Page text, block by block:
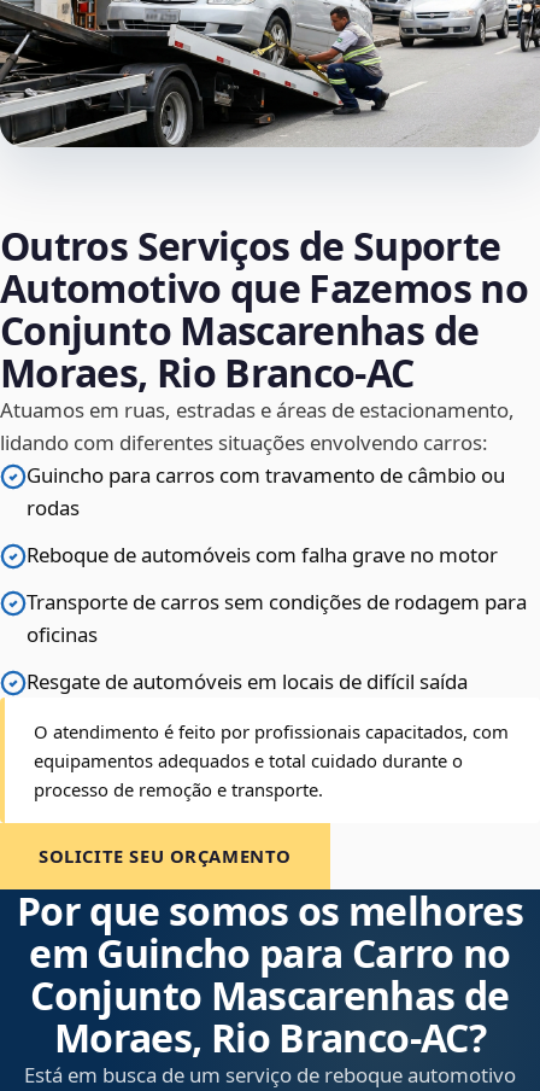
Outros Serviços de Suporte
Automotivo que Fazemos no
Conjunto Mascarenhas de
Moraes, Rio Branco‑AC
Atuamos em ruas, estradas e áreas de estacionamento,
lidando com diferentes situações envolvendo carros:
Guincho para carros com travamento de câmbio ou
rodas
Reboque de automóveis com falha grave no motor
Transporte de carros sem condições de rodagem para
oficinas
Resgate de automóveis em locais de difícil saída
O atendimento é feito por profissionais capacitados, com
equipamentos adequados e total cuidado durante o
processo de remoção e transporte.
SOLICITE SEU ORÇAMENTO
Por que somos os melhores
em Guincho para Carro no
Conjunto Mascarenhas de
Moraes, Rio Branco‑AC?
Está em busca de um serviço de reboque automotivo